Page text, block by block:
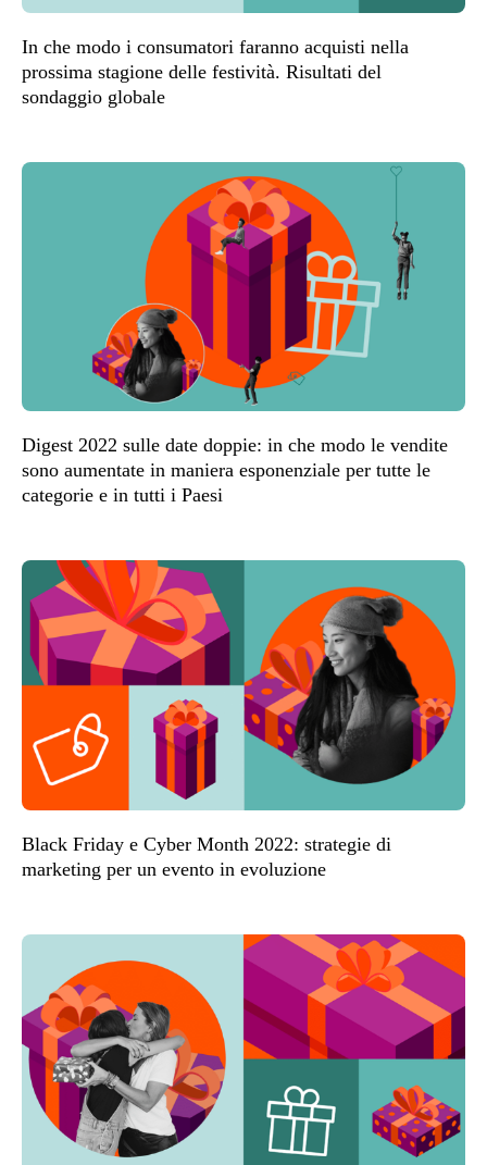
In che modo i consumatori faranno acquisti nella
prossima stagione delle festività. Risultati del
sondaggio globale
Digest 2022 sulle date doppie: in che modo le vendite
sono aumentate in maniera esponenziale per tutte le
categorie e in tutti i Paesi
Black Friday e Cyber Month 2022: strategie di
marketing per un evento in evoluzione